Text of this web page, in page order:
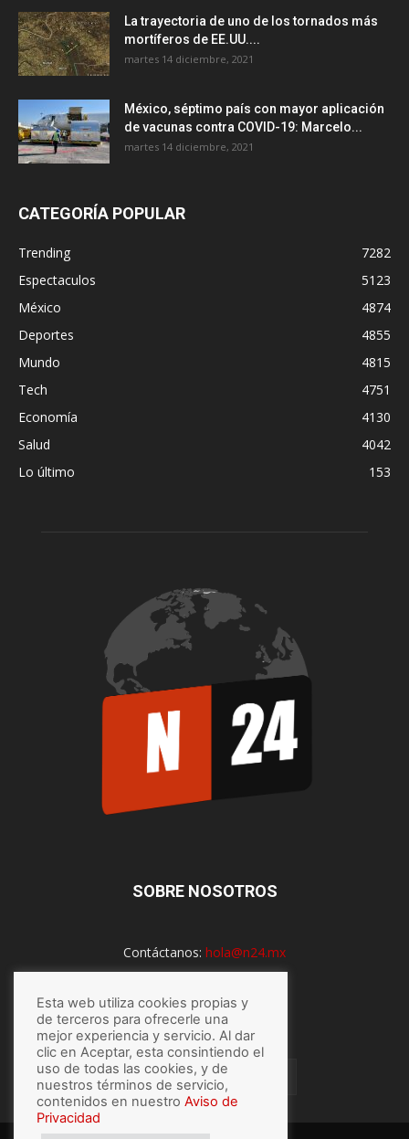
La trayectoria de uno de los tornados más
mortíferos de EE.UU....
martes 14 diciembre, 2021
México, séptimo país con mayor aplicación
de vacunas contra COVID-19: Marcelo...
martes 14 diciembre, 2021
CATEGORÍA POPULAR
Trending
7282
Espectaculos
5123
México
4874
Deportes
4855
Mundo
4815
Tech
4751
Economía
4130
Salud
4042
Lo último
153
SOBRE NOSOTROS
Contáctanos: hola@n24.mx
SÍGUENOS
Esta web utiliza cookies propias y
de terceros para ofrecerle una
mejor experiencia y servicio. Al dar
clic en Aceptar, esta consintiendo el
uso de todas las cookies, y de
nuestros términos de servicio,
contenidos en nuestro Aviso de
Privacidad